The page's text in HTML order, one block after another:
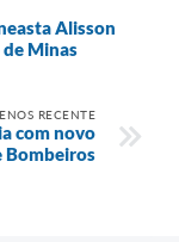
Alisson
Minas
RECENTE
com novo
Bombeiros